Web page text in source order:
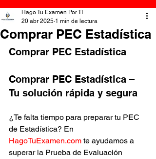
Comprar PEC Estadística
Hago Tu Examen Por TI
20 abr 2025 1 min de lectura
Comprar PEC Estadística
Comprar PEC Estadística –
Tu solución rápida y segura
¿Te falta tiempo para preparar tu PEC
de Estadística? En
HagoTuExamen.com te ayudamos a
superar la Prueba de Evaluación